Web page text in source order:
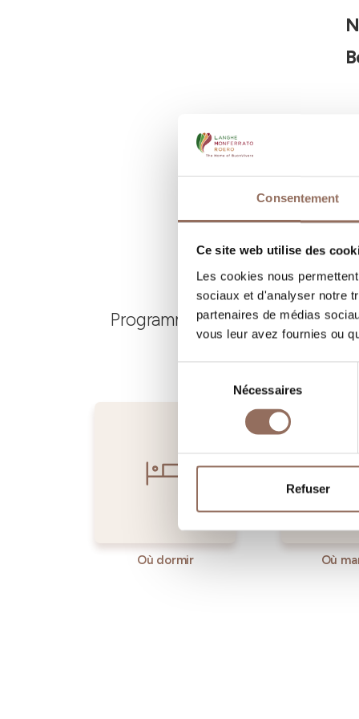
Consentement
Ce site web utilise des
Les cookies nous
sociaux et d'analyser notre
partenaires de médias
vous leur avez fournies ou
consentement
Nécessaires
Refuser
Programmez où dormir, où
Où dormir Où